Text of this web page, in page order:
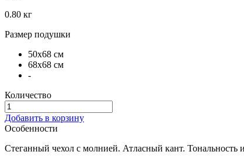
0.80 кг
Размер подушки
50х68 см
68х68 см
-
Количество
Добавить в корзину
Особенности
Стеганный чехол с молнией. Атласный кант. Тональность